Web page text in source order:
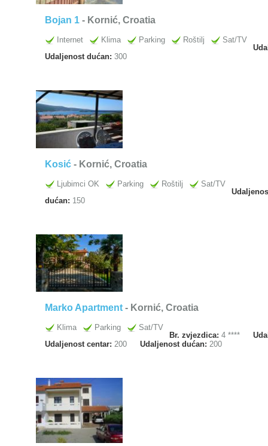
Bojan 1 - Kornić, Croatia
Internet Klima Parking Roštilj
Sat/TV
Udaljenost dućan: 300
Kosić - Kornić, Croatia
Ljubimci OK Parking Roštilj
Sat/TV
dućan: 150
Marko Apartment - Kornić, Croatia
Klima Parking
Sat/TV
Br. zvjezdica: 4 ****
Udaljenost centar: 200 Udaljenost dućan: 200